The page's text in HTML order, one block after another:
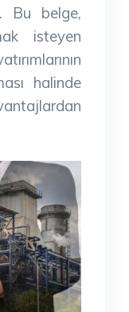
Bu belge,
isteyen
halinde